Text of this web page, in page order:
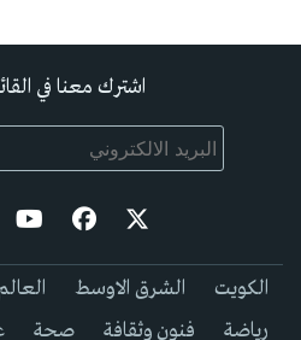
اشترك معنا في
الكويت الشرق الاوسط
رياضة
فنون وثقافة صحة